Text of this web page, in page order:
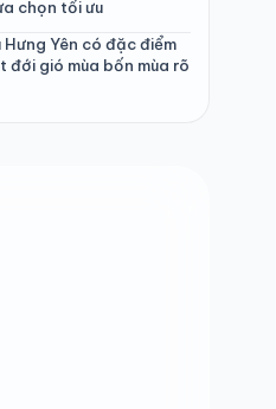
chọn tối ưu
Hưng Yên có đặc điểm
đới gió mùa bốn mùa rõ